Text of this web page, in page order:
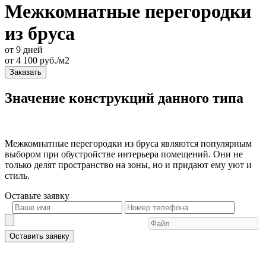
Межкомнатные перегородки
из бруса
от 9 дней
от 4 100 руб./м2
Заказать
Значение конструкций данного типа
Межкомнатные перегородки из бруса являются популярным
выбором при обустройстве интерьера помещений. Они не
только делят пространство на зоны, но и придают ему уют и
стиль.
Оставьте заявку
Оставить заявку